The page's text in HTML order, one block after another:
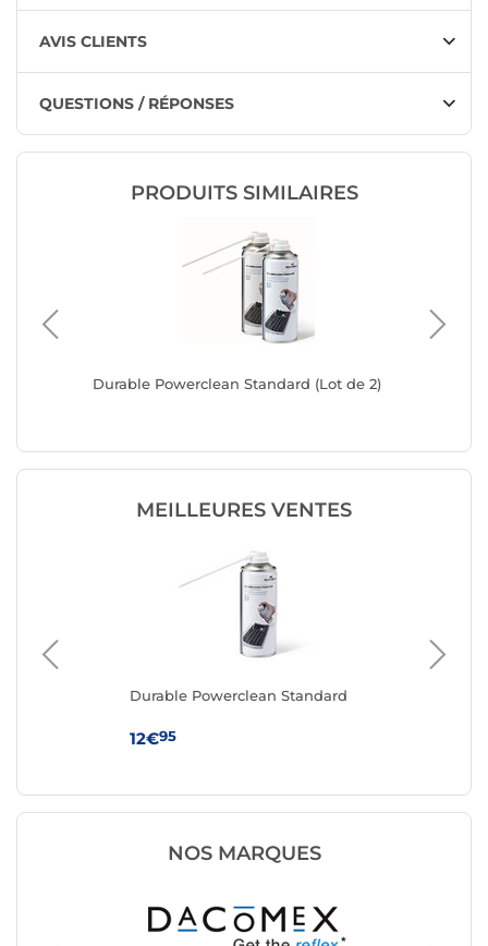
AVIS CLIENTS
QUESTIONS / RÉPONSES
PRODUITS SIMILAIRES
Durable Powerclean Standard (Lot de 2)
MEILLEURES VENTES
Durable Powerclean Standard
12€95
NOS MARQUES